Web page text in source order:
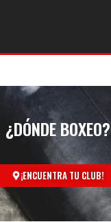
¿DÓNDE BOXEO?
¡ENCUENTRA TU CLUB!